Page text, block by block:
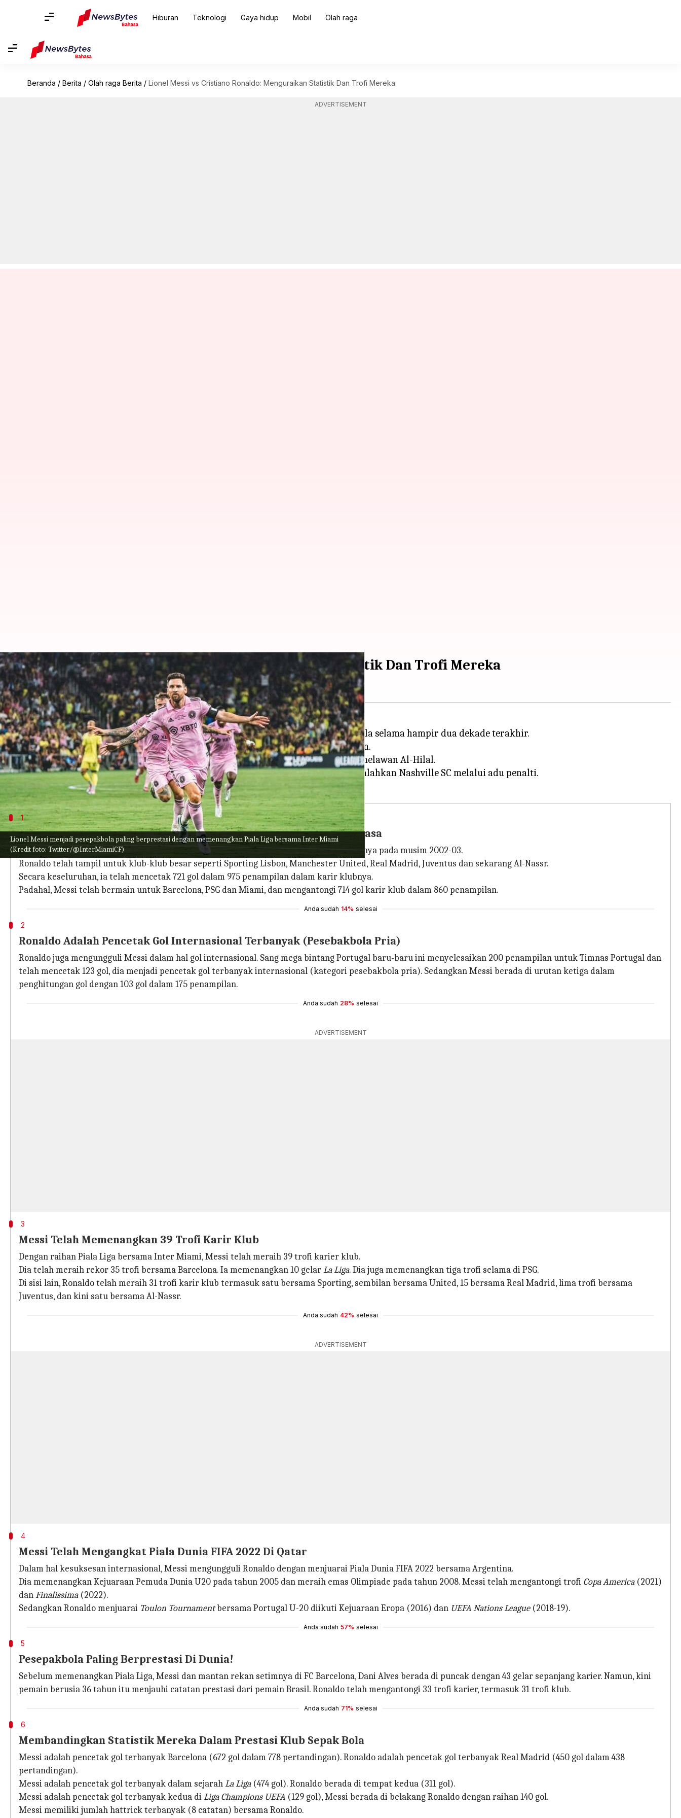
Hiburan Teknologi Gaya hidup Mobil Olah raga
Beranda / Berita / Olah raga Berita / Lionel Messi vs Cristiano Ronaldo: Menguraikan Statistik Dan Trofi Mereka
ADVERTISEMENT
Lionel Messi menjadi pesepakbola paling berprestasi dengan memenangkan Piala Liga bersama Inter Miami
(Kredit foto: Twitter/@InterMiamiCF)
Lionel Messi vs Cristiano Ronaldo: Menguraikan Statistik Dan Trofi Mereka
menulis Handoko Aug 22, 2023 11:03 am
Apa ceritanya
Lionel Messi dan Cristiano Ronaldo telah mengukir beberapa rekor dalam sepakbola selama hampir dua dekade terakhir.
Mereka kini telah beranjak dari Eropa, namun belum berhenti meraih penghargaan.
Ronaldo memimpin Al-Nassr meraih gelar perdanaArab Club Champions Cupkala melawan Al-Hilal.
Demikian pula, Messi memenangkan Piala Liga bersama Inter Miami setelah mengalahkan Nashville SC melalui adu penalti.
1
Ronaldo Mengungguli Messi Dalam Hal Gol Karir Klub Sepanjang Masa
Messi memulai karir seniornya pada musim 2004-05 sedangkan Ronaldo memulai karirnya pada musim 2002-03.
Ronaldo telah tampil untuk klub-klub besar seperti Sporting Lisbon, Manchester United, Real Madrid, Juventus dan sekarang Al-Nassr.
Secara keseluruhan, ia telah mencetak 721 gol dalam 975 penampilan dalam karir klubnya.
Padahal, Messi telah bermain untuk Barcelona, ​​PSG dan Miami, dan mengantongi 714 gol karir klub dalam 860 penampilan.
Anda sudah 14% selesai
2
Ronaldo Adalah Pencetak Gol Internasional Terbanyak (Pesebakbola Pria)
Ronaldo juga mengungguli Messi dalam hal gol internasional. Sang mega bintang Portugal baru-baru ini menyelesaikan 200 penampilan untuk Timnas Portugal dan
telah mencetak 123 gol, dia menjadi pencetak gol terbanyak internasional (kategori pesebakbola pria). Sedangkan Messi berada di urutan ketiga dalam
penghitungan gol dengan 103 gol dalam 175 penampilan.
Anda sudah 28% selesai
ADVERTISEMENT
3
Messi Telah Memenangkan 39 Trofi Karir Klub
Dengan raihan Piala Liga bersama Inter Miami, Messi telah meraih 39 trofi karier klub.
Dia telah meraih rekor 35 trofi bersama Barcelona. Ia memenangkan 10 gelarLa Liga. Dia juga memenangkan tiga trofi selama di PSG.
Di sisi lain, Ronaldo telah meraih 31 trofi karir klub termasuk satu bersama Sporting, sembilan bersama United, 15 bersama Real Madrid, lima trofi bersama
Juventus, dan kini satu bersama Al-Nassr.
Anda sudah 42% selesai
ADVERTISEMENT
4
Messi Telah Mengangkat Piala Dunia FIFA 2022 Di Qatar
Dalam hal kesuksesan internasional, Messi mengungguli Ronaldo dengan menjuarai Piala Dunia FIFA 2022 bersama Argentina.
Dia memenangkan Kejuaraan Pemuda Dunia U20 pada tahun 2005 dan meraih emas Olimpiade pada tahun 2008. Messi telah mengantongi trofi Copa America(2021)
danFinalissima(2022).
Sedangkan Ronaldo menjuarai Toulon Tournamentbersama Portugal U-20 diikuti Kejuaraan Eropa (2016) dan UEFA Nations League(2018-19).
Anda sudah 57% selesai
5
Pesepakbola Paling Berprestasi Di Dunia!
Sebelum memenangkan Piala Liga, Messi dan mantan rekan setimnya di FC Barcelona, Dani Alves berada di puncak dengan 43 gelar sepanjang karier. Namun, kini
pemain berusia 36 tahun itu menjauhi catatan prestasi dari pemain Brasil. Ronaldo telah mengantongi 33 trofi karier, termasuk 31 trofi klub.
Anda sudah 71% selesai
6
Membandingkan Statistik Mereka Dalam Prestasi Klub Sepak Bola
Messi adalah pencetak gol terbanyak Barcelona (672 gol dalam 778 pertandingan). Ronaldo adalah pencetak gol terbanyak Real Madrid (450 gol dalam 438
pertandingan).
Messi adalah pencetak gol terbanyak dalam sejarahLa Liga(474 gol). Ronaldo berada di tempat kedua (311 gol).
Messi adalah pencetak gol terbanyak kedua diLiga Champions UEFA (129 gol), Messi berada di belakang Ronaldo dengan raihan 140 gol.
Messi memiliki jumlah hattrick terbanyak (8 catatan) bersama Ronaldo.